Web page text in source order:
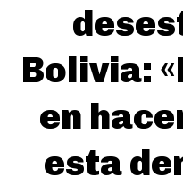
Bolivia:
en
esta